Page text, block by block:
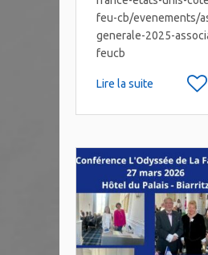
feu-cb/evenements/
generale-2025-
feucb
Lire la suite